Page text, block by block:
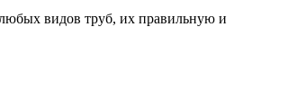
видов труб, их правильную и